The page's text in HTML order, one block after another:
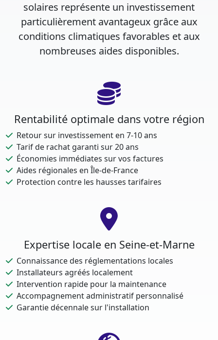
solaires représente un investissement
particulièrement avantageux grâce aux
conditions climatiques favorables et aux
nombreuses aides disponibles.
Rentabilité optimale dans votre région
Retour sur investissement en 7-10 ans
Tarif de rachat garanti sur 20 ans
Économies immédiates sur vos factures
Aides régionales en Île-de-France
Protection contre les hausses tarifaires
Expertise locale en Seine-et-Marne
Connaissance des réglementations locales
Installateurs agréés localement
Intervention rapide pour la maintenance
Accompagnement administratif personnalisé
Garantie décennale sur l'installation